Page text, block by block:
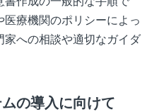
療機関のポリシーによっ
家への相談や適切なガイダ
の導入に向けて